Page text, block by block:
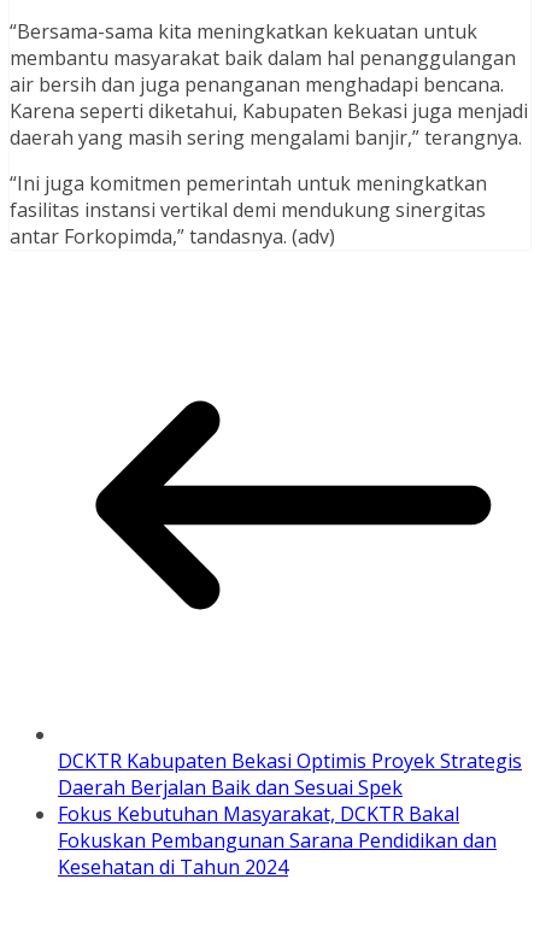
“Bersama-sama kita meningkatkan kekuatan untuk
membantu masyarakat baik dalam hal penanggulangan
air bersih dan juga penanganan menghadapi bencana.
Karena seperti diketahui, Kabupaten Bekasi juga menjadi
daerah yang masih sering mengalami banjir,” terangnya.
“Ini juga komitmen pemerintah untuk meningkatkan
fasilitas instansi vertikal demi mendukung sinergitas
antar Forkopimda,” tandasnya. (adv)
DCKTR Kabupaten Bekasi Optimis Proyek Strategis
Daerah Berjalan Baik dan Sesuai Spek
Fokus Kebutuhan Masyarakat, DCKTR Bakal
Fokuskan Pembangunan Sarana Pendidikan dan
Kesehatan di Tahun 2024